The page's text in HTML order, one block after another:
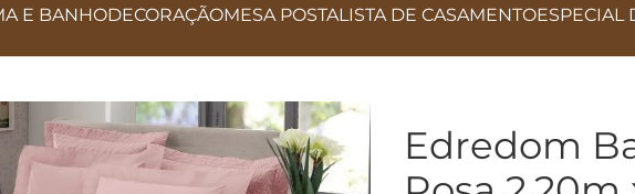
E BANHODECORAÇÃOMESA POSTALISTA DE CASAMENTOESPECIAL
Edredom